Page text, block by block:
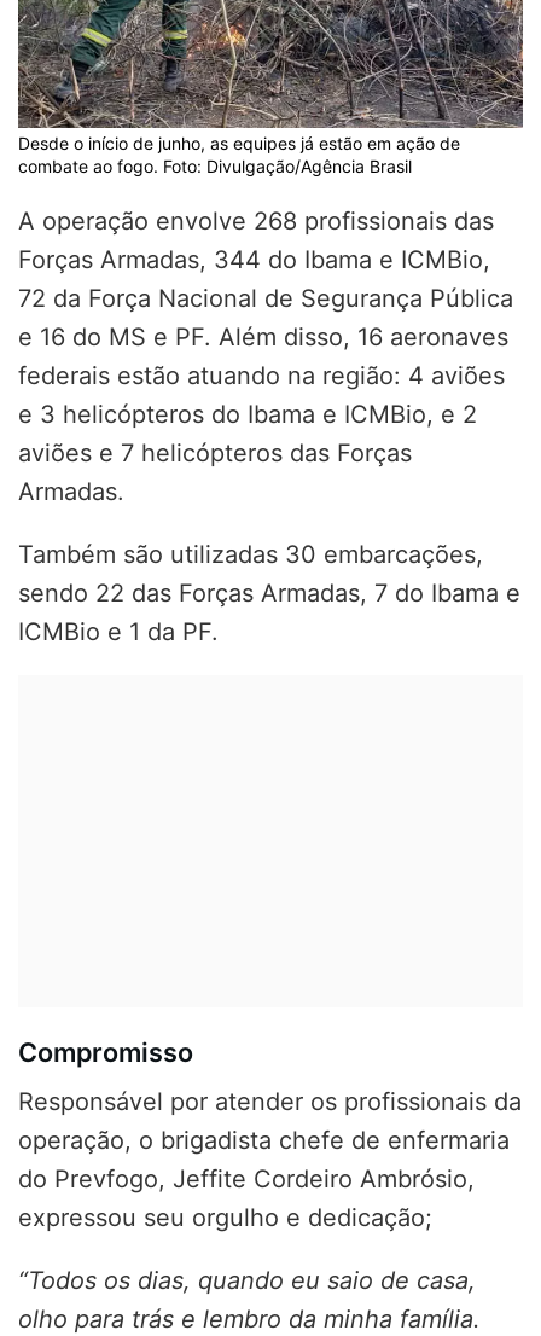
Desde o início de junho, as equipes já estão em ação de
combate ao fogo. Foto: Divulgação/Agência Brasil
A operação envolve 268 profissionais das
Forças Armadas, 344 do Ibama e ICMBio,
72 da Força Nacional de Segurança Pública
e 16 do MS e PF. Além disso, 16 aeronaves
federais estão atuando na região: 4 aviões
e 3 helicópteros do Ibama e ICMBio, e 2
aviões e 7 helicópteros das Forças
Armadas.
Também são utilizadas 30 embarcações,
sendo 22 das Forças Armadas, 7 do Ibama e
ICMBio e 1 da PF.
Compromisso
Responsável por atender os profissionais da
operação, o brigadista chefe de enfermaria
do Prevfogo, Jeffite Cordeiro Ambrósio,
expressou seu orgulho e dedicação;
“Todos os dias, quando eu saio de casa,
olho para trás e lembro da minha família.